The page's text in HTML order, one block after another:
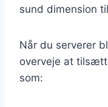
sund dimension
Når du serverer
overveje at
som: